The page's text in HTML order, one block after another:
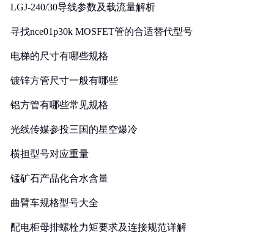
LGJ-240/30导线参数及载流量解析
寻找nce01p30k MOSFET管的合适替代型号
电梯的尺寸有哪些规格
镀锌方管尺寸一般有哪些
铝方管有哪些常见规格
光线传媒参投三国的星空爆冷
横担型号对应重量
锰矿石产品化合水含量
曲臂车规格型号大全
配电柜母排螺栓力矩要求及连接规范详解